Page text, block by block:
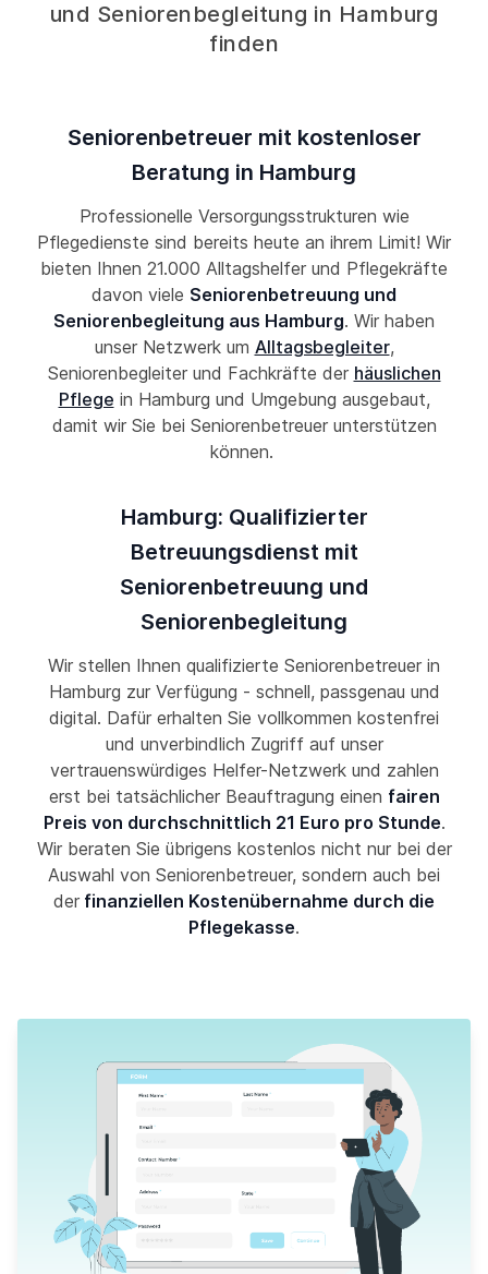
und Seniorenbegleitung in Hamburg
finden
Seniorenbetreuer mit kostenloser
Beratung in Hamburg
Professionelle Versorgungsstrukturen wie
Pflegedienste sind bereits heute an ihrem Limit! Wir
bieten Ihnen 21.000 Alltagshelfer und Pflegekräfte
davon viele Seniorenbetreuung und
Seniorenbegleitung aus Hamburg. Wir haben
unser Netzwerk um Alltagsbegleiter,
Seniorenbegleiter und Fachkräfte der häuslichen
Pflege in Hamburg und Umgebung ausgebaut,
damit wir Sie bei Seniorenbetreuer unterstützen
können.
Hamburg: Qualifizierter
Betreuungsdienst mit
Seniorenbetreuung und
Seniorenbegleitung
Wir stellen Ihnen qualifizierte Seniorenbetreuer in
Hamburg zur Verfügung - schnell, passgenau und
digital. Dafür erhalten Sie vollkommen kostenfrei
und unverbindlich Zugriff auf unser
vertrauenswürdiges Helfer-Netzwerk und zahlen
erst bei tatsächlicher Beauftragung einen fairen
Preis von durchschnittlich 21 Euro pro Stunde.
Wir beraten Sie übrigens kostenlos nicht nur bei der
Auswahl von Seniorenbetreuer, sondern auch bei
der finanziellen Kostenübernahme durch die
Pflegekasse.